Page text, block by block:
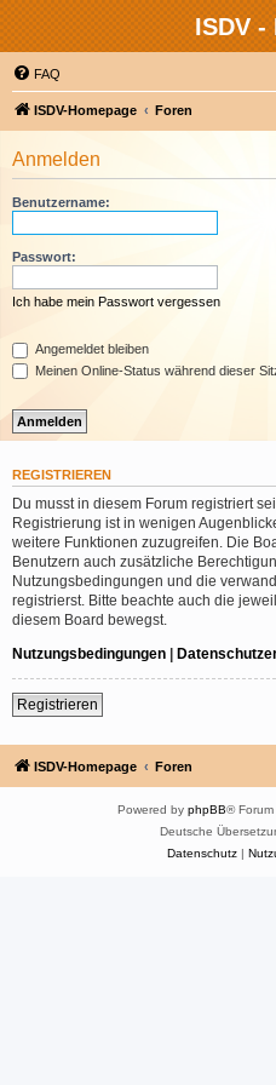
ISDV -
FAQ
ISDV-Homepage Foren
Anmelden
Benutzername:
Passwort:
Ich habe mein Passwort vergessen
Angemeldet bleiben
Meinen Online-Status während dieser
REGISTRIEREN
Du musst in diesem Forum registriert
Registrierung ist in wenigen
weitere Funktionen zuzugreifen. Die
Benutzern auch zusätzliche
Nutzungsbedingungen und die
registrierst. Bitte beachte auch die
diesem Board bewegst.
Nutzungsbedingungen |
Registrieren
ISDV-Homepage Foren
Powered by phpBB®
Deutsche
Datenschutz|